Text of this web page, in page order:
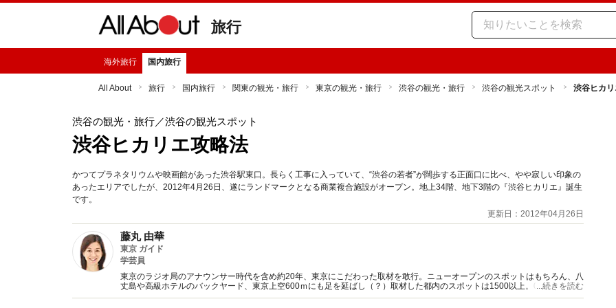
旅行
海外旅行 国内旅行
All About 旅行 国内旅行 関東の観光・旅行 東京の観光・旅行 渋谷の観光・旅行 渋谷の観光スポット 渋谷ヒカ
渋谷の観光・旅行／渋谷の観光スポット
渋谷ヒカリエ攻略法
かつてプラネタリウムや映画館があった渋谷駅東口。長らく工事に入っていて、“渋谷の若者”が闊歩する正面口に比べ、やや寂しい印象の
あったエリアでしたが、2012年4月26日、遂にランドマークとなる商業複合施設がオープン。地上34階、地下3階の『渋谷ヒカリエ』誕生
です。
更新日：2012年04月26日
藤丸 由華
東京 ガイド
学芸員
東京のラジオ局のアナウンサー時代を含め約20年、東京にこだわった取材を敢行。ニューオープンのスポットはもちろん、八
丈島や高級ホテルのバックヤード、東京上空600ｍにも足を延ばし（？）取材した都内のスポットは1500以上。08年に独立
し、現在はAll About東京ガイド、ラジオパーソナリティー、2足の草鞋で活動中。
...続きを読む